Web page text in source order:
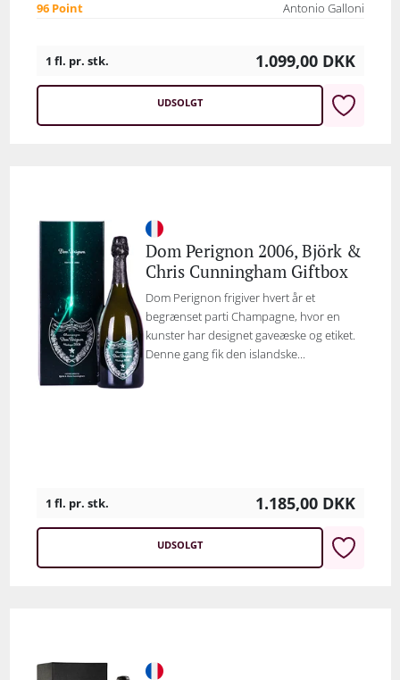
96 Point
Antonio Galloni
1 fl. pr. stk. 1.099,00 DKK
UDSOLGT
Dom Perignon 2006, Björk &
Chris Cunningham Giftbox
Dom Perignon frigiver hvert år et
begrænset parti Champagne, hvor en
kunster har designet gaveæske og etiket.
Denne gang fik den islandske...
1 fl. pr. stk. 1.185,00 DKK
UDSOLGT